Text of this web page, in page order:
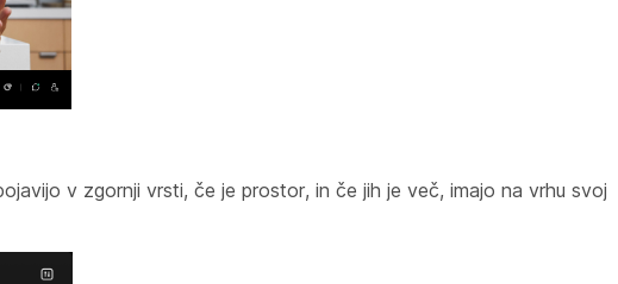
v zgornji vrsti, če je prostor, in če jih je več, imajo na vrhu svoj